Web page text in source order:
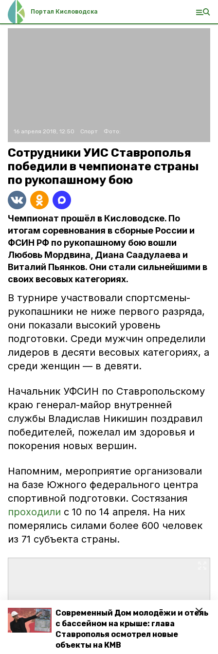
Современный Дом молодёжи и отель
с бассейном на крыше: глава
Ставрополья осмотрел новые
объекты на КМВ
Портал Кисловодска
16 апреля 2018, 12:50 Спорт Фото:
Сотрудники УИС Ставрополья
победили в чемпионате страны
по рукопашному бою
Чемпионат прошёл в Кисловодске. По
итогам соревнования в сборные России и
ФСИН РФ по рукопашному бою вошли
Любовь Мордвина, Диана Саадулаева и
Виталий Пьянков. Они стали сильнейшими в
своих весовых категориях.
В турнире участвовали спортсмены-
рукопашники не ниже первого разряда,
они показали высокий уровень
подготовки. Среди мужчин определили
лидеров в десяти весовых категориях, а
среди женщин — в девяти.
Начальник УФСИН по Ставропольскому
краю генерал-майор внутренней
службы Владислав Никишин поздравил
победителей, пожелал им здоровья и
покорения новых вершин.
Напомним, мероприятие организовали
на базе Южного федерального центра
спортивной подготовки. Состязания
проходили с 10 по 14 апреля. На них
померялись силами более 600 человек
из 71 субъекта страны.